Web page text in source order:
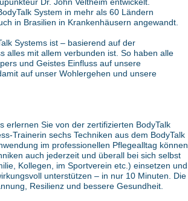
System in mehr als 60 Ländern
in Brasilien in Krankenhäusern angewandt.
Systems ist – basierend auf der
alles mit allem verbunden ist. So haben alle
und Geistes Einfluss auf unsere
auf unser Wohlergehen und unsere
erlernen Sie von der zertifizierten BodyTalk
Trainerin sechs Techniken aus dem BodyTalk
im professionellen Pflegealltag können
auch jederzeit und überall bei sich selbst
Kollegen, im Sportverein etc.) einsetzen und
unterstützen – in nur 10 Minuten. Die
Resilienz und bessere Gesundheit.